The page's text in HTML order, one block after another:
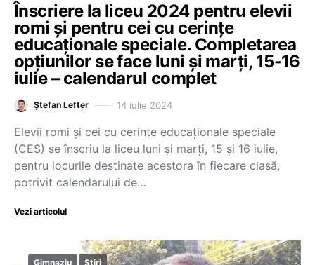
Înscriere la liceu 2024 pentru elevii
romi și pentru cei cu cerințe
educaționale speciale. Completarea
opțiunilor se face luni și marți, 15-16
iulie – calendarul complet
Ștefan Lefter 14 iulie 2024
Elevii romi și cei cu cerințe educaționale speciale
(CES) se înscriu la liceu luni și marți, 15 și 16 iulie,
pentru locurile destinate acestora în fiecare clasă,
potrivit calendarului de…
Vezi articolul
Gimnaziu Știri